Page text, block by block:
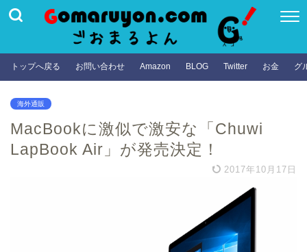
トップへ戻る お問い合わせ Amazon BLOG Twitter お金 グ
海外通販
MacBookに激似で激安な「Chuwi
LapBook Air」が発売決定！
2017年10月17日